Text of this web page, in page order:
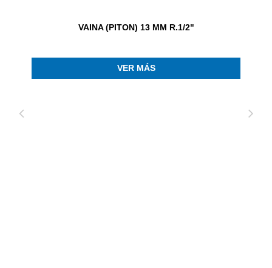
VAINA (PITON) 13 MM R.1/2"
VER MÁS